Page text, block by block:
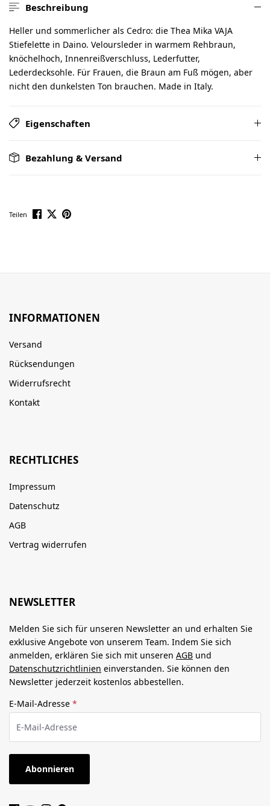
Beschreibung
Heller und sommerlicher als Cedro: die Thea Mika VAJA
Stiefelette in Daino. Veloursleder in warmem Rehbraun,
knöchelhoch, Innenreißverschluss, Lederfutter,
Lederdecksohle. Für Frauen, die Braun am Fuß mögen, aber
nicht den dunkelsten Ton brauchen. Made in Italy.
Eigenschaften
Bezahlung & Versand
Teilen
INFORMATIONEN
Versand
Rücksendungen
Widerrufsrecht
Kontakt
RECHTLICHES
Impressum
Datenschutz
AGB
Vertrag widerrufen
NEWSLETTER
Melden Sie sich für unseren Newsletter an und erhalten Sie
exklusive Angebote von unserem Team. Indem Sie sich
anmelden, erklären Sie sich mit unseren AGB und
Datenschutzrichtlinien einverstanden. Sie können den
Newsletter jederzeit kostenlos abbestellen.
E-Mail-Adresse *
Abonnieren